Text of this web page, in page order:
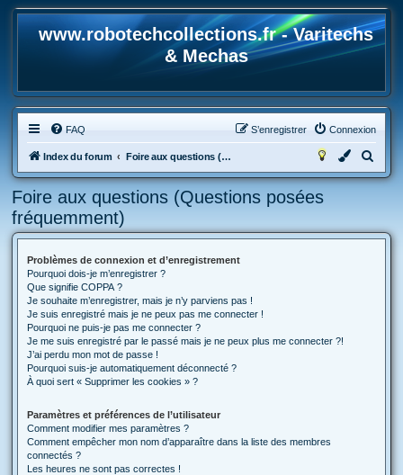
www.robotechcollections.fr - Varitechs
& Mechas
FAQ Connexion
S’enregistrer
Index du forum Foire aux questions (Questions posées fréquemment)
e
e
Foire aux questions (Questions posées
fréquemment)
Problèmes de connexion et d’enregistrement
Pourquoi dois-je m’enregistrer ?
Que signifie COPPA ?
Je souhaite m’enregistrer, mais je n’y parviens pas !
Je suis enregistré mais je ne peux pas me connecter !
Pourquoi ne puis-je pas me connecter ?
Je me suis enregistré par le passé mais je ne peux plus me connecter ?!
J’ai perdu mon mot de passe !
Pourquoi suis-je automatiquement déconnecté ?
À quoi sert « Supprimer les cookies » ?
Paramètres et préférences de l’utilisateur
Comment modifier mes paramètres ?
Comment empêcher mon nom d’apparaître dans la liste des membres
connectés ?
Les heures ne sont pas correctes !